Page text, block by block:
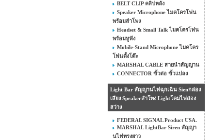
BELT CLIP คลิปหลัง
Speaker Microphone ไมคโครโฟน
พร้อมลำโพง
Headset & Small Talk ไมคโครโฟน
พร้อมหูฟัง
Mobile-Stand Microphone ไมคโคร
โฟนตั้งโต๊ะ
MARSHAL CABLE สายนำสัญญาน
CONNECTOR ขั้วต่อ ขั้วแปลง
Light Bar สัญญานไฟฉุกเฉิน Sienกล่อง
เสียง Speakerลำโพง Lightโคมไฟส่อง
สว่าง
FEDERAL SIGNAL Product USA.
MARSHAL LightBar Siren สัญญา
นไฟทรงยาว